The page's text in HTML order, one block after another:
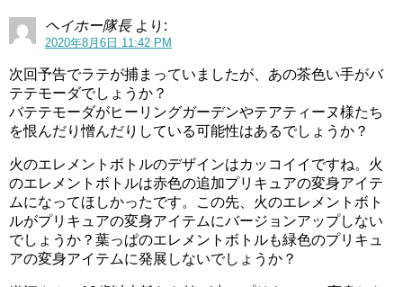
ヘイホー隊長 より:
2020年8月6日 11:42 PM
次回予告でラテが捕まっていましたが、あの茶色い手がバ
テテモーダでしょうか？
バテテモーダがヒーリングガーデンやテアティーヌ様たち
を恨んだり憎んだりしている可能性はあるでしょうか？
火のエレメントボトルのデザインはカッコイイですね。火
のエレメントボトルは赤色の追加プリキュアの変身アイテ
ムになってほしかったです。この先、火のエレメントボト
ルがプリキュアの変身アイテムにバージョンアップしない
でしょうか？葉っぱのエレメントボトルも緑色のプリキュ
アの変身アイテムに発展しないでしょうか？